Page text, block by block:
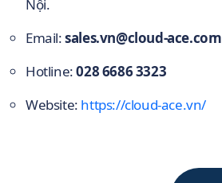
Nội.
Email:sales.vn@cloud-ace.com
Hotline:028 6686 3323
Website: https://cloud-ace.vn/